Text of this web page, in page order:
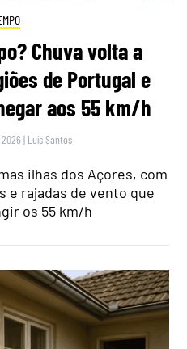
Chuva volta a
de Portugal e
aos 55 km/h
| Luís Santos
ilhas dos Açores, com
e rajadas de vento que
os 55 km/h